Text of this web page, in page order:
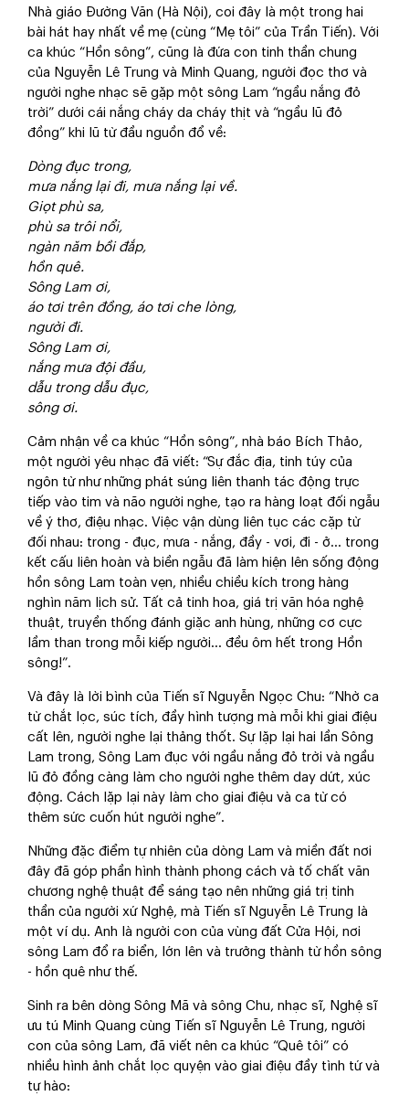
Nhà giáo Đường Văn (Hà Nội), coi đây là một trong hai
bài hát hay nhất về mẹ (cùng “Mẹ tôi” của Trần Tiến). Với
ca khúc “Hồn sông”, cũng là đứa con tinh thần chung
của Nguyễn Lê Trung và Minh Quang, người đọc thơ và
người nghe nhạc sẽ gặp một sông Lam “ngầu nắng đỏ
trời” dưới cái nắng cháy da cháy thịt và “ngầu lũ đỏ
đồng” khi lũ từ đầu nguồn đổ về:
Dòng đục trong,
mưa nắng lại đi, mưa nắng lại về.
Giọt phù sa,
phù sa trôi nổi,
ngàn năm bồi đắp,
hồn quê.
Sông Lam ơi,
áo tơi trên đồng, áo tơi che lòng,
người đi.
Sông Lam ơi,
nắng mưa đội đầu,
dẫu trong dẫu đục,
sông ơi.
Cảm nhận về ca khúc “Hồn sông”, nhà báo Bích Thảo,
một người yêu nhạc đã viết: “Sự đắc địa, tinh túy của
ngôn từ như những phát súng liên thanh tác động trực
tiếp vào tim và não người nghe, tạo ra hàng loạt đối ngẫu
về ý thơ, điệu nhạc. Việc vận dùng liên tục các cặp từ
đối nhau: trong - đục, mưa - nắng, đầy - vơi, đi - ở... trong
kết cấu liên hoàn và biền ngẫu đã làm hiện lên sống động
hồn sông Lam toàn vẹn, nhiều chiều kích trong hàng
nghìn năm lịch sử. Tất cả tinh hoa, giá trị văn hóa nghệ
thuật, truyền thống đánh giặc anh hùng, những cơ cực
lầm than trong mỗi kiếp người... đều ôm hết trong Hồn
sông!”.
Và đây là lời bình của Tiến sĩ Nguyễn Ngọc Chu: “Nhờ ca
từ chắt lọc, súc tích, đầy hình tượng mà mỗi khi giai điệu
cất lên, người nghe lại thảng thốt. Sự lặp lại hai lần Sông
Lam trong, Sông Lam đục với ngầu nắng đỏ trời và ngầu
lũ đỏ đồng càng làm cho người nghe thêm day dứt, xúc
động. Cách lặp lại này làm cho giai điệu và ca từ có
thêm sức cuốn hút người nghe”.
Những đặc điểm tự nhiên của dòng Lam và miền đất nơi
đây đã góp phần hình thành phong cách và tố chất văn
chương nghệ thuật để sáng tạo nên những giá trị tinh
thần của người xứ Nghệ, mà Tiến sĩ Nguyễn Lê Trung là
một ví dụ. Anh là người con của vùng đất Cửa Hội, nơi
sông Lam đổ ra biển, lớn lên và trưởng thành từ hồn sông
- hồn quê như thế.
Sinh ra bên dòng Sông Mã và sông Chu, nhạc sĩ, Nghệ sĩ
ưu tú Minh Quang cùng Tiến sĩ Nguyễn Lê Trung, người
con của sông Lam, đã viết nên ca khúc “Quê tôi” có
nhiều hình ảnh chắt lọc quyện vào giai điệu đầy tình tứ và
tự hào: